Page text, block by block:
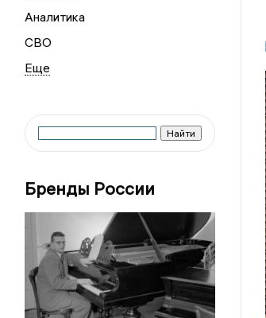
Аналитика
СВО
Бренды России